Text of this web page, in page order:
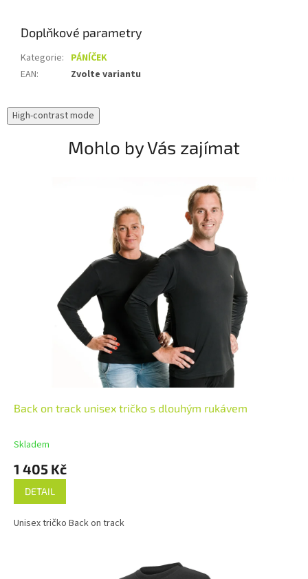
Doplňkové parametry
Kategorie: PÁNÍČEK
EAN: Zvolte variantu
High-contrast mode
Mohlo by Vás zajímat
Back on track unisex tričko s dlouhým rukávem
Skladem
1 405 Kč
DETAIL
Unisex tričko Back on track